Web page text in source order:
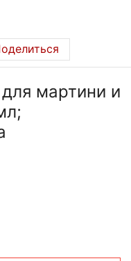
мартини и